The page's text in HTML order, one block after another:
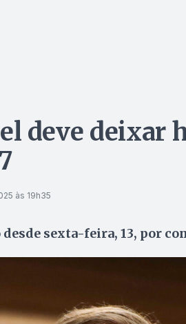
deve deixar
às 19h35
sexta-feira, 13, por